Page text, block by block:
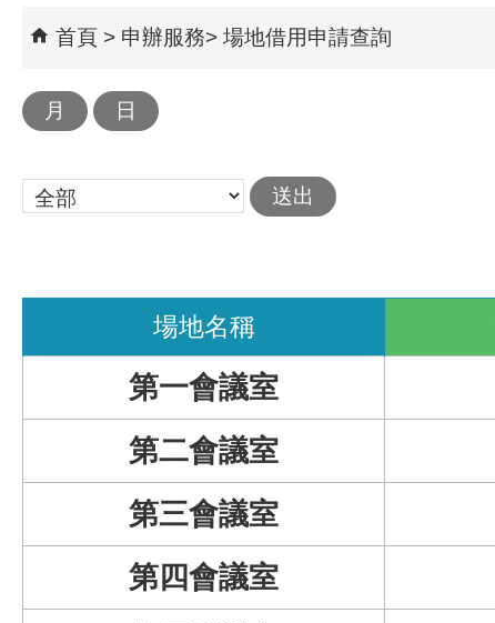
首頁 申辦服務 場地借用申請查詢
場地名稱
第一會議室
第二會議室
第三會議室
第四會議室